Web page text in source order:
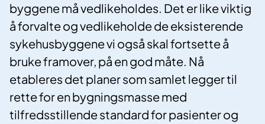
byggene må vedlikeholdes. Det er like viktig
å forvalte og vedlikeholde de eksisterende
sykehusbyggene vi også skal fortsette å
bruke framover, på en god måte. Nå
etableres det planer som samlet legger til
rette for en bygningsmasse med
tilfredsstillende standard for pasienter og